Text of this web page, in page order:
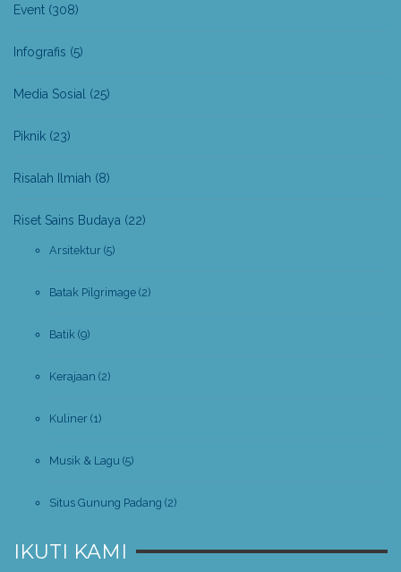
Event (308)
Infografis (5)
Media Sosial (25)
Piknik (23)
Risalah Ilmiah (8)
Riset Sains Budaya (22)
Arsitektur (5)
Batak Pilgrimage (2)
Batik (9)
Kerajaan (2)
Kuliner (1)
Musik & Lagu (5)
Situs Gunung Padang (2)
IKUTI KAMI